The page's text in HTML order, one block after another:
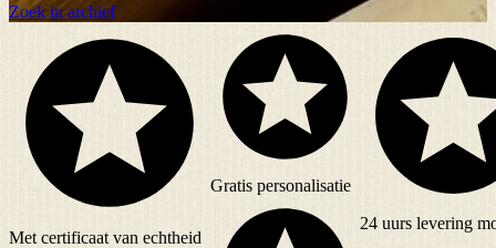
Zoek in archief
Met certificaat van echtheid
Gratis personalisatie
24 uurs levering